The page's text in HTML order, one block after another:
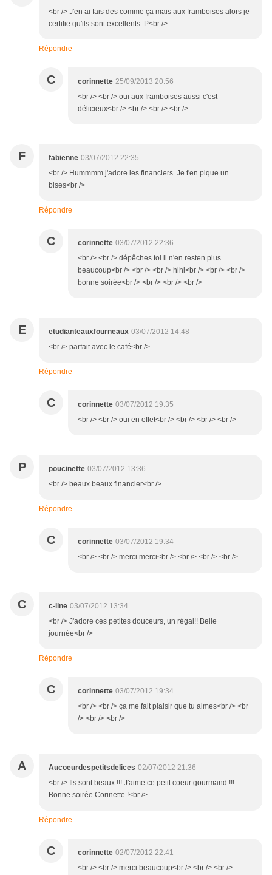
<br /> J'en ai fais des comme ça mais aux framboises alors je
certifie qu'ils sont excellents :P<br />
Répondre
C corinnette 25/09/2013 20:56
<br /> <br /> oui aux framboises aussi c'est
délicieux<br /> <br /> <br /> <br />
F fabienne 03/07/2012 22:35
<br /> Hummmm j'adore les financiers. Je t'en pique un.
bises<br />
Répondre
C corinnette 03/07/2012 22:36
<br /> <br /> dépêches toi il n'en resten plus
beaucoup<br /> <br /> <br /> hihi<br /> <br /> <br />
bonne soirée<br /> <br /> <br /> <br />
E etudianteauxfourneaux 03/07/2012 14:48
<br /> parfait avec le café<br />
Répondre
C corinnette 03/07/2012 19:35
<br /> <br /> oui en effet<br /> <br /> <br /> <br />
P poucinette 03/07/2012 13:36
<br /> beaux beaux financier<br />
Répondre
C corinnette 03/07/2012 19:34
<br /> <br /> merci merci<br /> <br /> <br /> <br />
C c-line 03/07/2012 13:34
<br /> J'adore ces petites douceurs, un régal!! Belle
journée<br />
Répondre
C corinnette 03/07/2012 19:34
<br /> <br /> ça me fait plaisir que tu aimes<br /> <br
/> <br /> <br />
A Aucoeurdespetitsdelices 02/07/2012 21:36
<br /> Ils sont beaux !!! J'aime ce petit coeur gourmand !!!
Bonne soirée Corinette !<br />
Répondre
C corinnette 02/07/2012 22:41
<br /> <br /> merci beaucoup<br /> <br /> <br />